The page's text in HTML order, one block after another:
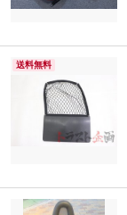
送料無料